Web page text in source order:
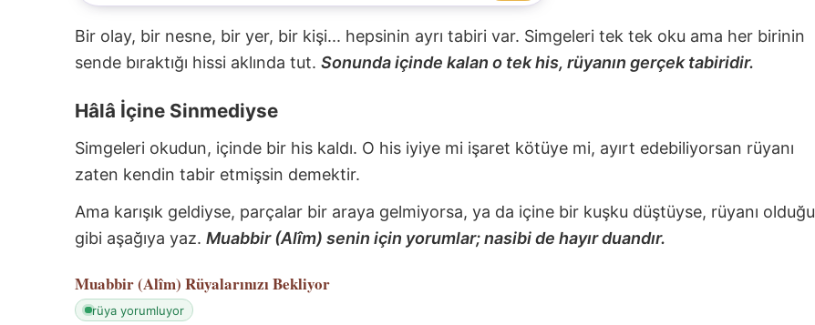
Bir olay, bir nesne, bir yer, bir kişi... hepsinin ayrı tabiri var. Simgeleri tek tek oku ama her birinin
sende bıraktığı hissi aklında tut. Sonunda içinde kalan o tek his, rüyanın gerçek tabiridir.
Hâlâ İçine Sinmediyse
Simgeleri okudun, içinde bir his kaldı. O his iyiye mi işaret kötüye mi, ayırt edebiliyorsan rüyanı
zaten kendin tabir etmişsin demektir.
Ama karışık geldiyse, parçalar bir araya gelmiyorsa, ya da içine bir kuşku düştüyse, rüyanı olduğu
gibi aşağıya yaz. Muabbir (Alîm) senin için yorumlar; nasibi de hayır duandır.
Muabbir (Alîm) Rüyalarınızı Bekliyor
rüya yorumluyor